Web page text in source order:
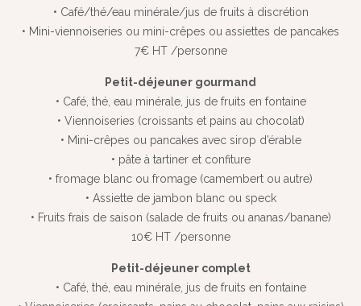
• Café/thé/eau minérale/jus de fruits à discrétion
• Mini-viennoiseries ou mini-crêpes ou assiettes de pancakes
7€ HT /personne
Petit-déjeuner gourmand
• Café, thé, eau minérale, jus de fruits en fontaine
• Viennoiseries (croissants et pains au chocolat)
• Mini-crêpes ou pancakes avec sirop d’érable
• pâte à tartiner et confiture
• fromage blanc ou fromage (camembert ou autre)
• Assiette de jambon blanc ou speck
• Fruits frais de saison (salade de fruits ou ananas/banane)
10€ HT /personne
Petit-déjeuner complet
• Café, thé, eau minérale, jus de fruits en fontaine